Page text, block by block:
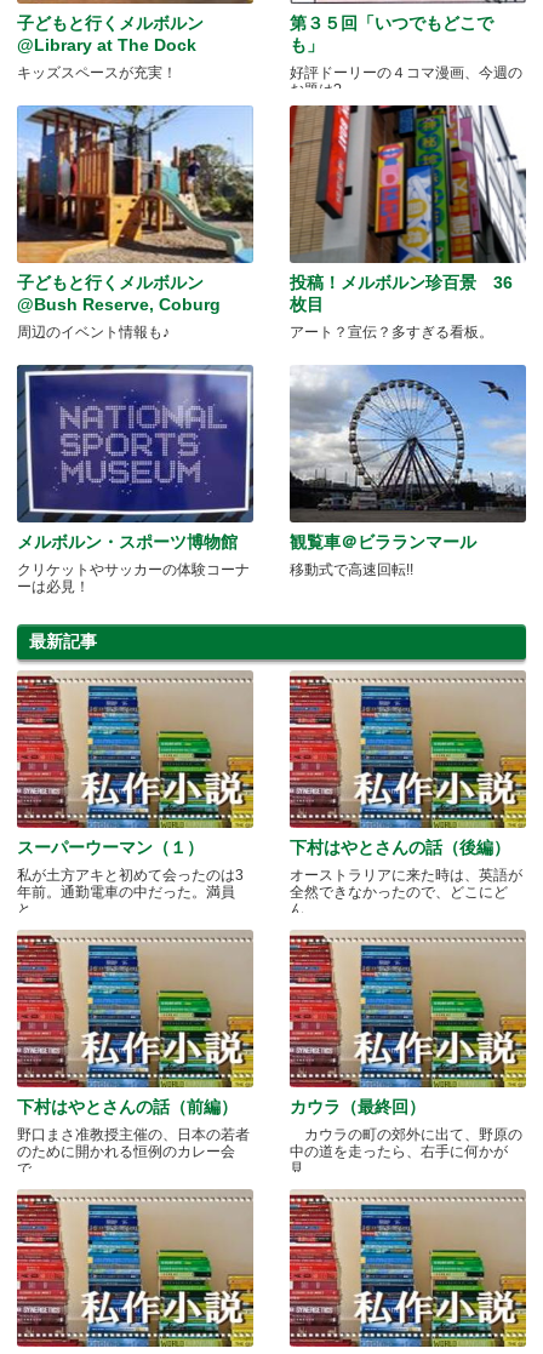
子どもと行くメルボルン
@Library at The Dock
キッズスペースが充実！
第３５回「いつでもどこで
も」
好評ドーリーの４コマ漫画、今週の
お題は?
子どもと行くメルボルン
@Bush Reserve, Coburg
周辺のイベント情報も♪
投稿！メルボルン珍百景 36
枚目
アート？宣伝？多すぎる看板。
メルボルン・スポーツ博物館
クリケットやサッカーの体験コーナ
ーは必見！
観覧車＠ビラランマール
移動式で高速回転!!
最新記事
スーパーウーマン（１）
私が土方アキと初めて会ったのは3
年前。通勤電車の中だった。満員
と.....
下村はやとさんの話（後編）
オーストラリアに来た時は、英語が
全然できなかったので、どこにど
ん.....
下村はやとさんの話（前編）
野口まさ准教授主催の、日本の若者
のために開かれる恒例のカレー会
で.....
カウラ（最終回）
カウラの町の郊外に出て、野原の
中の道を走ったら、右手に何かが
見.....